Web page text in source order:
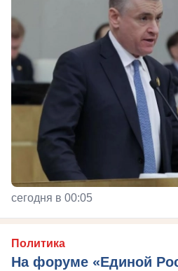
сегодня в 00:05
Политика
На форуме «Единой